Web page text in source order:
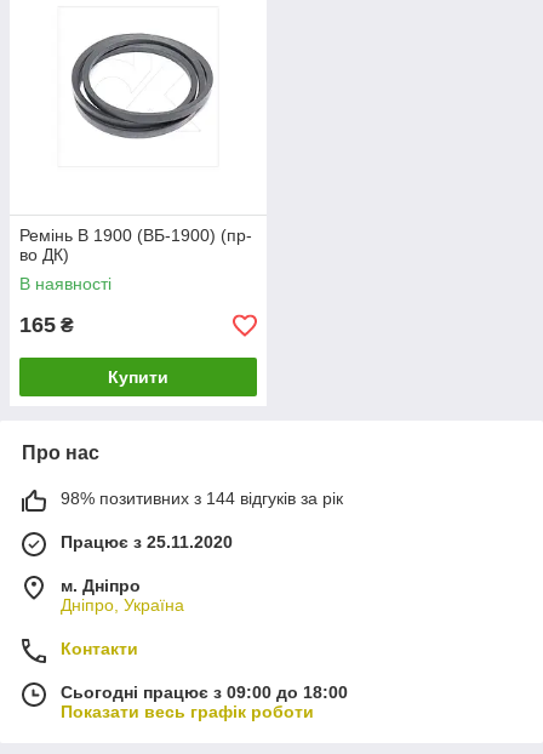
Ремінь В 1900 (ВБ-1900) (пр-
во ДК)
В наявності
165 ₴
Купити
Про нас
98% позитивних з 144 відгуків за рік
Працює з 25.11.2020
м. Дніпро
Дніпро, Україна
Контакти
Сьогодні працює з 09:00 до 18:00
Показати весь графік роботи